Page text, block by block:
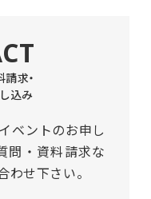
求・
込み
ベントのお申し
問・資料請求な
わせ下さい。